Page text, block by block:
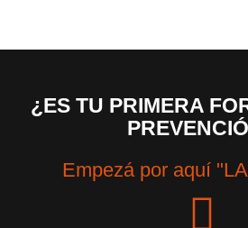
¿ES TU PRIMERA
Empezá por aquí